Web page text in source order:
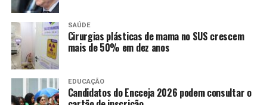
Como o pagamento é feito
Para trabalhadores da iniciativa privada (PIS)
• a Caixa Econômica Federal realiza o pagamento
prioritariamente por:
SAÚDE
Cirurgias plásticas de mama no SUS crescem
mais de 50% em dez anos
EDUCAÇÃO
Candidatos do Encceja 2026 podem consultar o